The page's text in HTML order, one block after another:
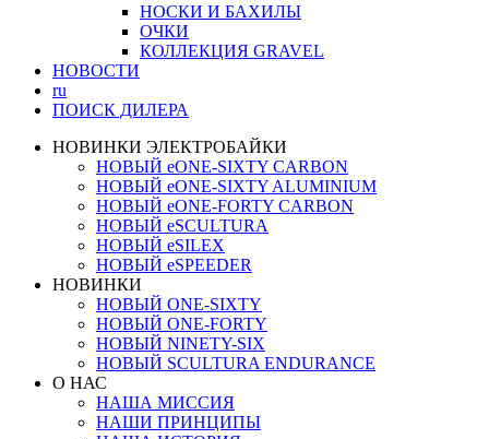
НОСКИ И БАХИЛЫ
ОЧКИ
КОЛЛЕКЦИЯ GRAVEL
НОВОСТИ
ru
ПОИСК ДИЛЕРА
НОВИНКИ ЭЛЕКТРОБАЙКИ
НОВЫЙ eONE-SIXTY CARBON
НОВЫЙ eONE-SIXTY ALUMINIUM
НОВЫЙ eONE-FORTY CARBON
НОВЫЙ eSCULTURA
НОВЫЙ eSILEX
НОВЫЙ eSPEEDER
НОВИНКИ
НОВЫЙ ONE-SIXTY
НОВЫЙ ONE-FORTY
НОВЫЙ NINETY-SIX
НОВЫЙ SCULTURA ENDURANCE
О НАС
НАША МИССИЯ
НАШИ ПРИНЦИПЫ